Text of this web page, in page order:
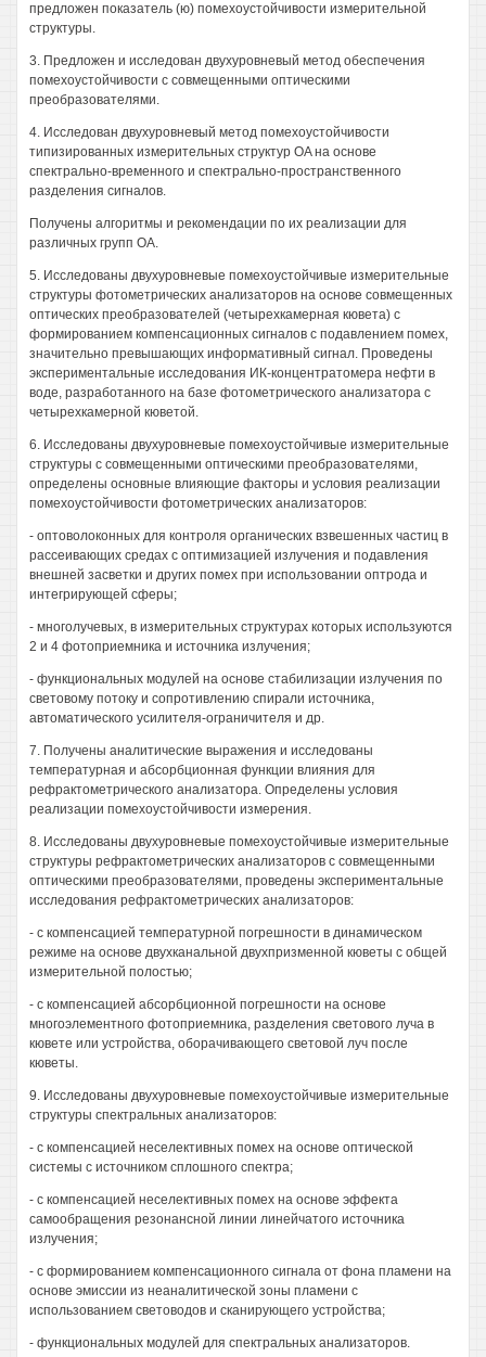
предложен показатель (ю) помехоустойчивости измерительной
структуры.
3. Предложен и исследован двухуровневый метод обеспечения
помехоустойчивости с совмещенными оптическими
преобразователями.
4. Исследован двухуровневый метод помехоустойчивости
типизированных измерительных структур OA на основе
спектрально-временного и спектрально-пространственного
разделения сигналов.
Получены алгоритмы и рекомендации по их реализации для
различных групп OA.
5. Исследованы двухуровневые помехоустойчивые измерительные
структуры фотометрических анализаторов на основе совмещенных
оптических преобразователей (четырехкамерная кювета) с
формированием компенсационных сигналов с подавлением помех,
значительно превышающих информативный сигнал. Проведены
экспериментальные исследования ИК-концентратомера нефти в
воде, разработанного на базе фотометрического анализатора с
четырехкамерной кюветой.
6. Исследованы двухуровневые помехоустойчивые измерительные
структуры с совмещенными оптическими преобразователями,
определены основные влияющие факторы и условия реализации
помехоустойчивости фотометрических анализаторов:
- оптоволоконных для контроля органических взвешенных частиц в
рассеивающих средах с оптимизацией излучения и подавления
внешней засветки и других помех при использовании оптрода и
интегрирующей сферы;
- многолучевых, в измерительных структурах которых используются
2 и 4 фотоприемника и источника излучения;
- функциональных модулей на основе стабилизации излучения по
световому потоку и сопротивлению спирали источника,
автоматического усилителя-ограничителя и др.
7. Получены аналитические выражения и исследованы
температурная и абсорбционная функции влияния для
рефрактометрического анализатора. Определены условия
реализации помехоустойчивости измерения.
8. Исследованы двухуровневые помехоустойчивые измерительные
структуры рефрактометрических анализаторов с совмещенными
оптическими преобразователями, проведены экспериментальные
исследования рефрактометрических анализаторов:
- с компенсацией температурной погрешности в динамическом
режиме на основе двухканальной двухпризменной кюветы с общей
измерительной полостью;
- с компенсацией абсорбционной погрешности на основе
многоэлементного фотоприемника, разделения светового луча в
кювете или устройства, оборачивающего световой луч после
кюветы.
9. Исследованы двухуровневые помехоустойчивые измерительные
структуры спектральных анализаторов:
- с компенсацией неселективных помех на основе оптической
системы с источником сплошного спектра;
- с компенсацией неселективных помех на основе эффекта
самообращения резонансной линии линейчатого источника
излучения;
- с формированием компенсационного сигнала от фона пламени на
основе эмиссии из неаналитической зоны пламени с
использованием световодов и сканирующего устройства;
- функциональных модулей для спектральных анализаторов.